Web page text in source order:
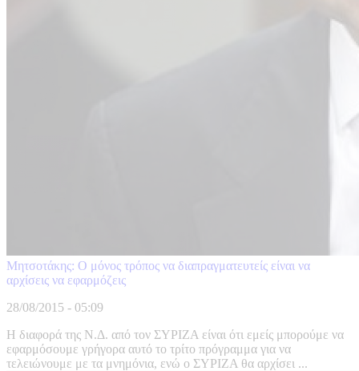
Μητσοτάκης: Ο μόνος τρόπος να διαπραγματευτείς είναι να
αρχίσεις να εφαρμόζεις
28/08/2015 - 05:09
Η διαφορά της Ν.Δ. από τον ΣΥΡΙΖΑ είναι ότι εμείς μπορούμε να
εφαρμόσουμε γρήγορα αυτό το τρίτο πρόγραμμα για να
τελειώνουμε με τα μνημόνια, ενώ ο ΣΥΡΙΖΑ θα αρχίσει ...